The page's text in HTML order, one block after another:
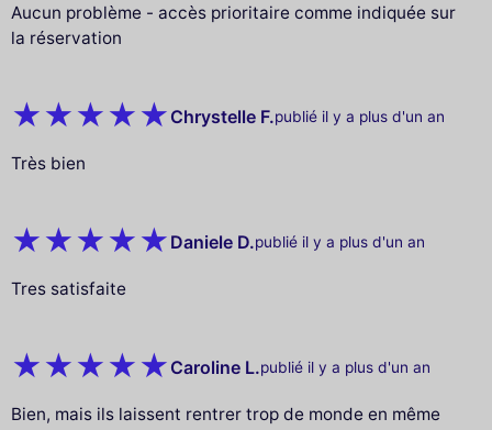
Aucun problème - accès prioritaire comme indiquée sur
la réservation
Chrystelle F.publié il y a plus d'un an
Très bien
Daniele D.publié il y a plus d'un an
Tres satisfaite
Caroline L.publié il y a plus d'un an
Bien, mais ils laissent rentrer trop de monde en même